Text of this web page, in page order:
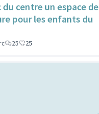
du centre un espace de
pour les enfants du
25 25